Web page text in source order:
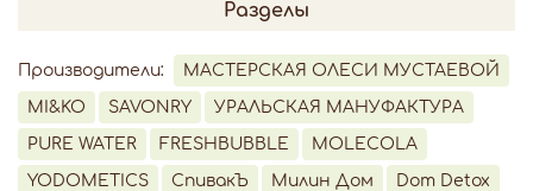
Разделы
Производители: МАСТЕРСКАЯ ОЛЕСИ МУСТАЕВОЙ
MI&KO SAVONRY УРАЛЬСКАЯ МАНУФАКТУРА
PURE WATER FRESHBUBBLE MOLECOLA
YODOMETICS СпивакЪ Милин Дом Dom Detox